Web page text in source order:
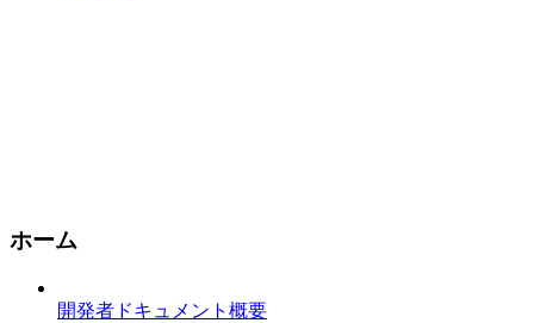
ホーム
開発者ドキュメント概要